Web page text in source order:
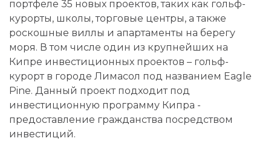
портфеле 35 новых проектов, таких как гольф-
курорты, школы, торговые центры, а также
роскошные виллы и апартаменты на берегу
моря. В том числе один из крупнейших на
Кипре инвестиционных проектов – гольф-
курорт в городе Лимасол под названием Eagle
Pine. Данный проект подходит под
инвестиционную программу Кипра -
предоставление гражданства посредством
инвестиций.